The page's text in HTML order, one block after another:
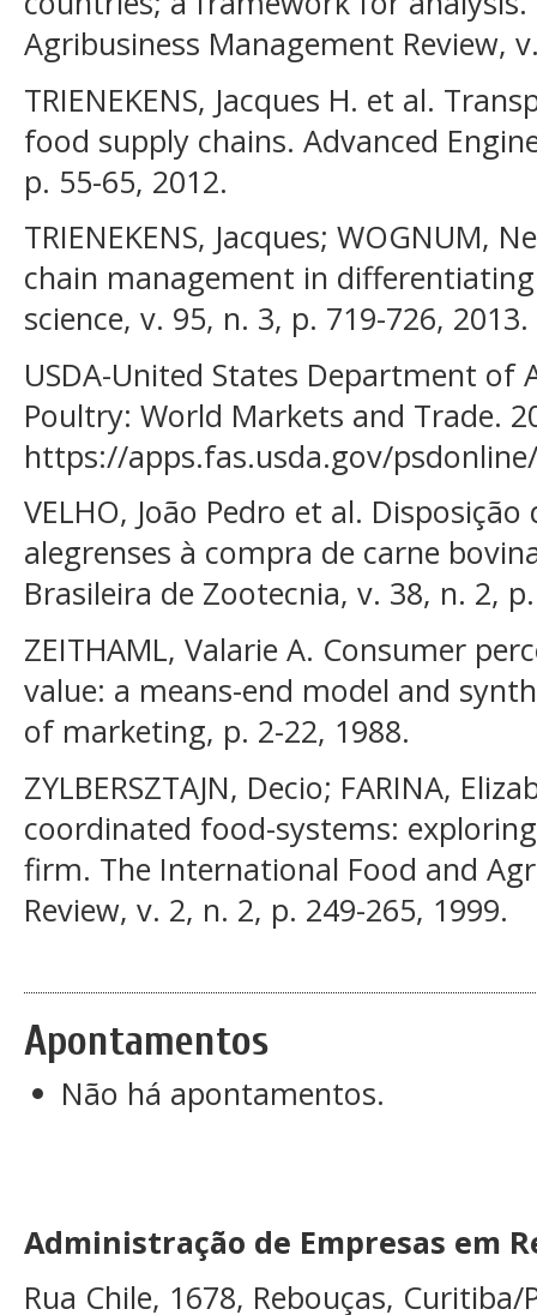
Agribusiness Management Review,
TRIENEKENS, Jacques H. et al.
food supply chains. Advanced
p. 55-65, 2012.
TRIENEKENS, Jacques; WOGNUM,
chain management in
science, v. 95, n. 3, p. 719-726, 2013.
USDA-United States Department of
Poultry: World Markets and Trade.
https://apps.fas.usda.gov/
VELHO, João Pedro et al.
alegrenses à compra de carne
Brasileira de Zootecnia, v. 38, n. 2,
ZEITHAML, Valarie A. Consumer
value: a means-end model and
of marketing, p. 2-22, 1988.
ZYLBERSZTAJN, Decio; FARINA,
coordinated food-systems:
firm. The International Food and
Review, v. 2, n. 2, p. 249-265, 1999.
Apontamentos
Não há apontamentos.
Administração de Empresas em
Rua Chile, 1678, Rebouças, Curitiba/